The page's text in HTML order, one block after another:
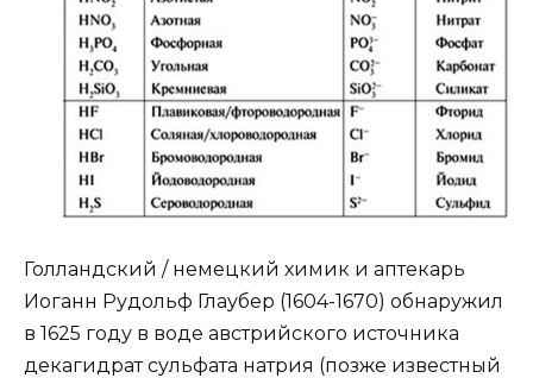
Голландский / немецкий химик и аптекарь
Иоганн Рудольф Глаубер (1604-1670) обнаружил
в 1625 году в воде австрийского источника
декагидрат сульфата натрия (позже известный